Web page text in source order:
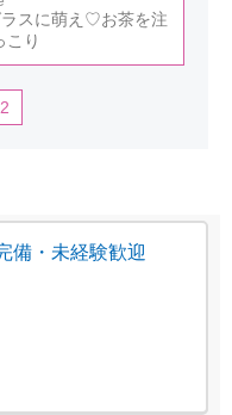
スに萌え♡お茶を注
こり
2
備・未経験歓迎